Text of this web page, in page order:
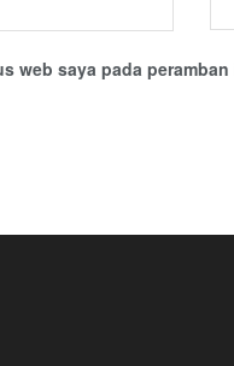
web saya pada